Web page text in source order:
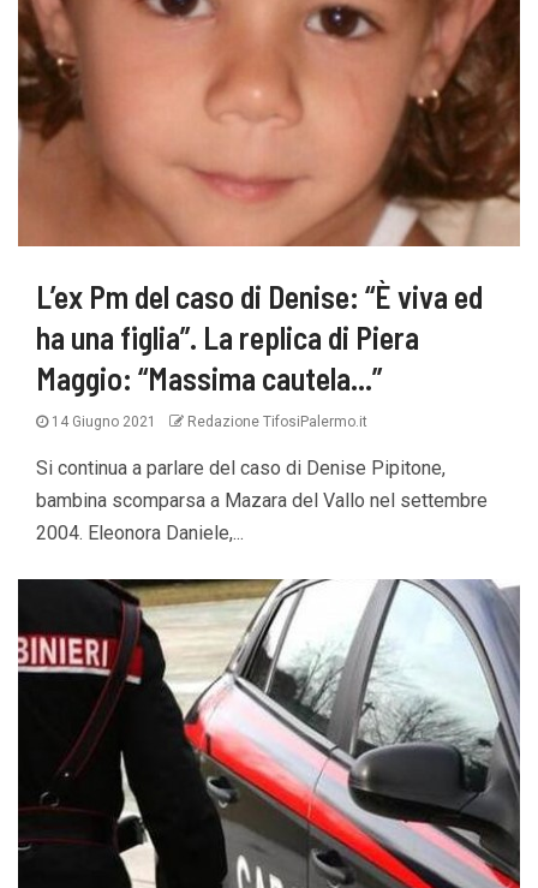
L’ex Pm del caso di Denise: “È viva ed
ha una figlia”. La replica di Piera
Maggio: “Massima cautela…”
14 Giugno 2021 Redazione TifosiPalermo.it
Si continua a parlare del caso di Denise Pipitone,
bambina scomparsa a Mazara del Vallo nel settembre
2004. Eleonora Daniele,...